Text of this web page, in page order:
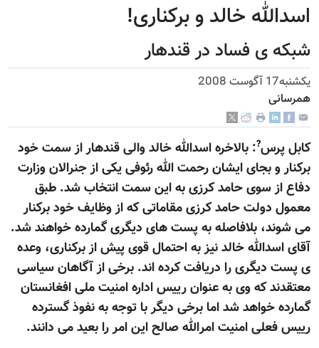
اسدالله خالد و برکناری!
شبکه ی فساد در قندهار
يكشنبه17 آگوست 2008
همرسانی
کابل پرس?: بالاخره اسدالله خالد والی قندهار از سمت خود
برکنار و بجای ایشان رحمت الله رئوفی يکی از جنرالان وزارت
دفاع از سوی حامد کرزی به اين سمت انتخاب شد. طبق
معمول دولت حامد کرزی مقاماتی که از وظايف خود برکنار
می شوند، بلافاصله به پست های ديگری گمارده خواهند شد.
آقای اسدالله خالد نيز به احتمال قوی پيش از برکناری، وعده
ی پست ديگری را دريافت کرده اند. برخی از آگاهان سياسی
معتقدند که وی به عنوان رییس اداره امنیت ملی افغانستان
گمارده خواهد شد اما برخی ديگر با توجه به نفوذ گسترده
رييس فعلی امنيت امرالله صالح اين امر را بعید می دانند.